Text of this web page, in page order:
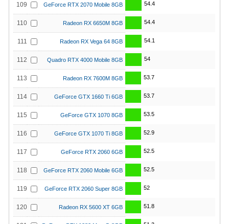
109 GeForce RTX 2070 Mobile 8GB 54.4
110 Radeon RX 6650M 8GB 54.4
111 Radeon RX Vega 64 8GB 54.1
112 Quadro RTX 4000 Mobile 8GB 54
113 Radeon RX 7600M 8GB 53.7
114 GeForce GTX 1660 Ti 6GB 53.7
115 GeForce GTX 1070 8GB 53.5
116 GeForce GTX 1070 Ti 8GB 52.9
117 GeForce RTX 2060 6GB 52.5
118 GeForce RTX 2060 Mobile 6GB 52.5
119 GeForce RTX 2060 Super 8GB 52
120 Radeon RX 5600 XT 6GB 51.8